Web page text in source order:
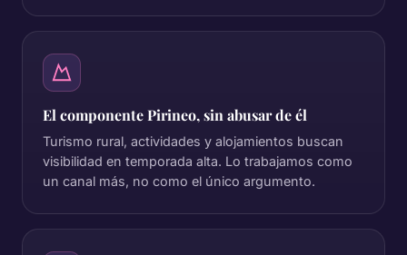
El componente Pirineo, sin abusar de él
Turismo rural, actividades y alojamientos buscan
visibilidad en temporada alta. Lo trabajamos como
un canal más, no como el único argumento.